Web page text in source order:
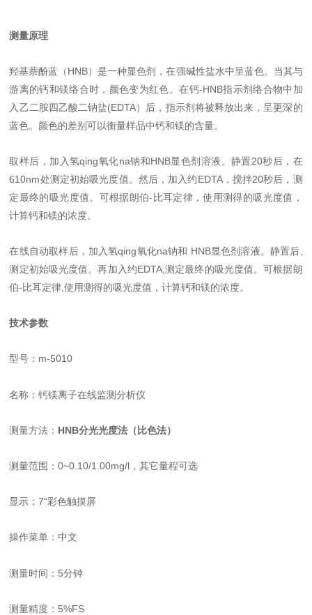
测量原理
羟基萘酚蓝（HNB）是一种显色剂，在强碱性盐水中呈蓝色。当其与
游离的钙和镁络合时，颜色变为红色。在钙-HNB指示剂络合物中加
入乙二胺四乙酸二钠盐(EDTA）后，指示剂将被释放出来，呈更深的
蓝色。颜色的差别可以衡量样品中钙和镁的含量。
取样后，加入氢qing氧化na钠和HNB显色剂溶液。静置20秒后，在
610nm处测定初始吸光度值。然后，加入约EDTA，搅拌20秒后，测
定最终的吸光度值。可根据朗伯-比耳定律，使用测得的吸光度值，
计算钙和镁的浓度。
在线自动取样后，加入氢qing氧化na钠和 HNB显色剂溶液。静置后,
测定初始吸光度值。再加入约EDTA,测定最终的吸光度值。可根据朗
伯-比耳定律,使用测得的吸光度值，计算钙和镁的浓度。
技术参数
型号：m-5010
名称：钙镁离子在线监测分析仪
测量方法： HNB分光光度法（比色法）
测量范围：0~0.10/1.00mg/l，其它量程可选
显示：7“彩色触摸屏
操作菜单：中文
测量时间：5分钟
测量精度：5%FS